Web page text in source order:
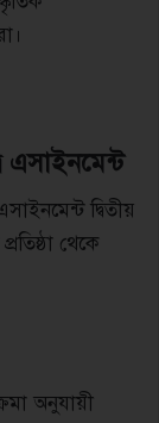
এসাইনমেন্ট
দ্বিতীয়
থেকে
অনুযায়ী